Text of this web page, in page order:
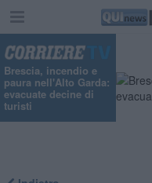
Brescia, incendio e
paura nell'Alto Garda:
evacuate decine di
turisti